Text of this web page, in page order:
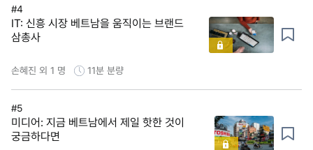
#4
IT: 신흥 시장 베트남을 움직이는 브랜드
삼총사
손혜진 외 1 명 11분 분량
#5
미디어: 지금 베트남에서 제일 핫한 것이
궁금하다면